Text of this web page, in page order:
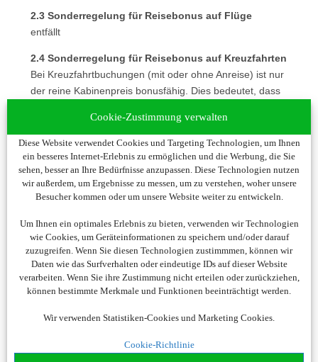
Cookie-Zustimmung verwalten
Diese Website verwendet Cookies und Targeting Technologien, um Ihnen
ein besseres Internet-Erlebnis zu ermöglichen und die Werbung, die Sie
sehen, besser an Ihre Bedürfnisse anzupassen. Diese Technologien nutzen
wir außerdem, um Ergebnisse zu messen, um zu verstehen, woher unsere
Besucher kommen oder um unsere Website weiter zu entwickeln.
Um Ihnen ein optimales Erlebnis zu bieten, verwenden wir Technologien
wie Cookies, um Geräteinformationen zu speichern und/oder darauf
zuzugreifen. Wenn Sie diesen Technologien zustimmmen, können wir
Daten wie das Surfverhalten oder eindeutige IDs auf dieser Website
verarbeiten. Wenn Sie ihre Zustimmung nicht erteilen oder zurückziehen,
können bestimmte Merkmale und Funktionen beeinträchtigt werden.
Wir verwenden Statistiken-Cookies und Marketing Cookies.
Cookie-Richtlinie
2.3 Sonderregelung für Reisebonus auf Flüge
entfällt
2.4 Sonderregelung für Reisebonus auf Kreuzfahrten
Bei Kreuzfahrtbuchungen (mit oder ohne Anreise) ist nur
der reine Kabinenpreis bonusfähig. Dies bedeutet, dass
ist und vom Gesamtreisepreis abgezogen wird. Ebenso
sind gebuchte Ausflugs- und Getränkepakete, sowie Vor-
und Nachprogramme bei Kreuzfahrtbuchungen nicht
bonusfähig und werden ebenfalls vom Gesamtreisepreis
abgezogen.
Sofern Sie ohne vorherige Registrierung bei uns Ihre
Hotelbuchung(en) über unsere Weiterleitung zu
Booking.com getätigt haben, richten Sie sich bitte wie
unter Punkt 1.2 beschrieben zu einem späteren
Zeitpunkt einen Kundenaccount ein. Haben Sie bereits
einen Account und waren vor Weiterleitung zu
loggen Sie sich nun ein. In Ihrem Account finden Sie